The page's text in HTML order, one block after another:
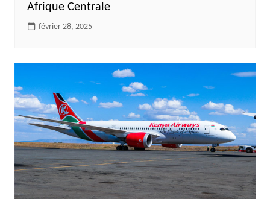
Afrique Centrale
février 28, 2025